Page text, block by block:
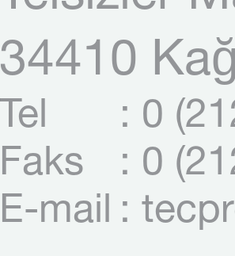
34410
Tel
: 0
Faks
: 0
E-mail :